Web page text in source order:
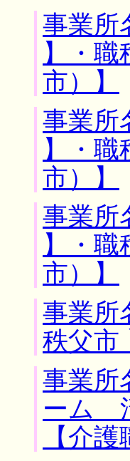
事業所
】・
市）】
事業所
】・
市）】
事業所
】・
市）】
事業所
秩父市
事業所
ーム
【介護